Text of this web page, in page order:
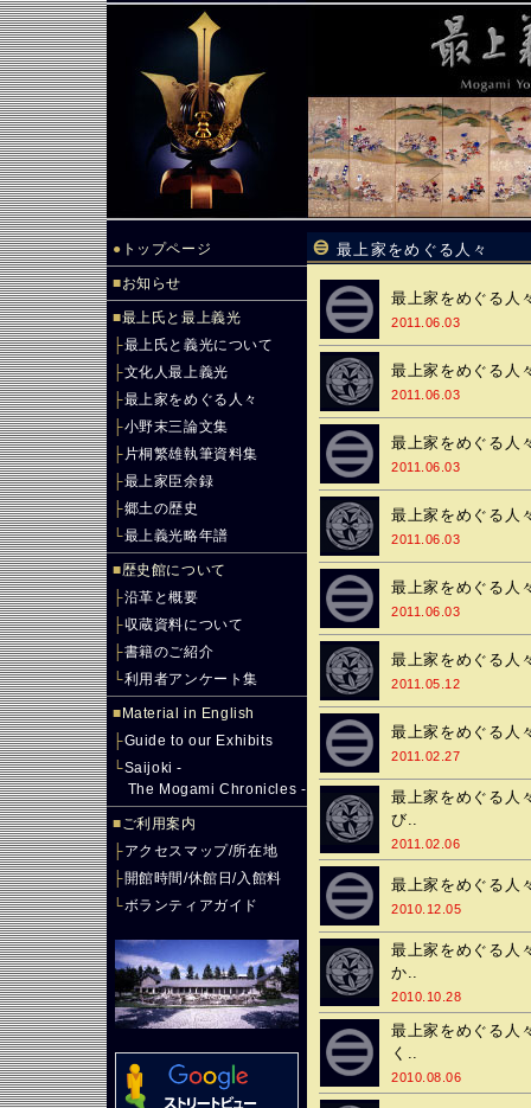
● トップページ
■お知らせ
■最上氏と最上義光
├最上氏と義光について
├文化人最上義光
├最上家をめぐる人々
├小野末三論文集
├ 片桐繁雄執筆資料集
├最上家臣余録
├郷土の歴史
└最上義光略年譜
■歴史館について
├沿革と概要
├収蔵資料について
├書籍のご紹介
└利用者アンケート集
■ Material in English
├Guide to our Exhibits
└Saijoki -
The Mogami Chronicles -
■ご利用案内
├アクセスマップ/所在地
├開館時間/休館日/入館料
└ボランティアガイド
最上家をめぐる人々
最上家をめぐる人
2011.06.03
最上家をめぐる人
2011.06.03
最上家をめぐる人
2011.06.03
最上家をめぐる人
2011.06.03
最上家をめぐる人
2011.06.03
最上家をめぐる人
2011.05.12
最上家をめぐる人
2011.02.27
最上家をめぐる人
び..
2011.02.06
最上家をめぐる人
2010.12.05
最上家をめぐる人
か..
2010.10.28
最上家をめぐる人
く..
2010.08.06